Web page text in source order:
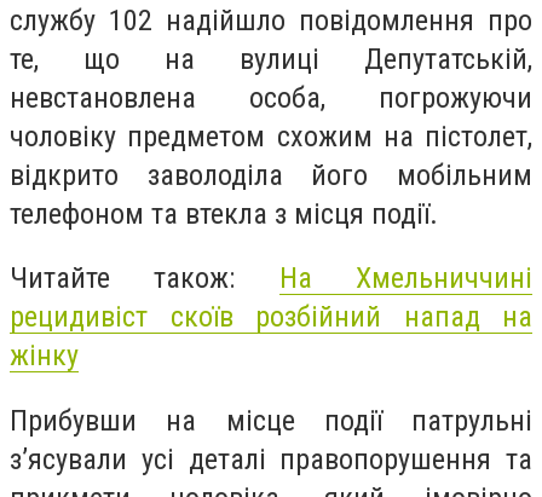
службу 102 надійшло повідомлення про
те, що на вулиці Депутатській,
невстановлена особа, погрожуючи
чоловіку предметом схожим на пістолет,
відкрито заволоділа його мобільним
телефоном та втекла з місця події.
Читайте також: На Хмельниччині
рецидивіст скоїв розбійний напад на
жінку
Прибувши на місце події патрульні
з’ясували усі деталі правопорушення та